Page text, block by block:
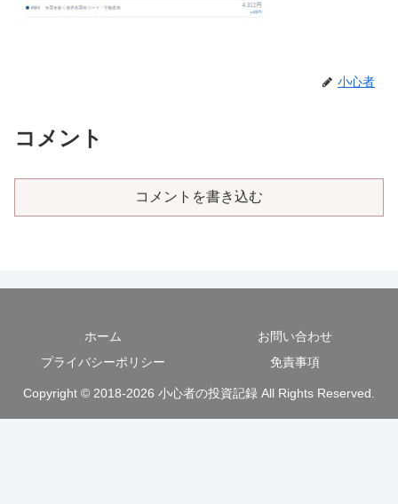
小心者
コメント
コメントを書き込む
ホーム
お問い合わせ
プライバシーポリシー
免責事項
Copyright © 2018-2026 小心者の投資記録 All Rights Reserved.